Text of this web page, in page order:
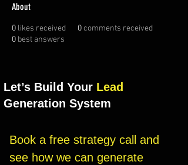
About
0 likes received 0comments received
0 best answers
Let’s Build Your Lead
Generation System
Book a free strategy call and
see how we can generate